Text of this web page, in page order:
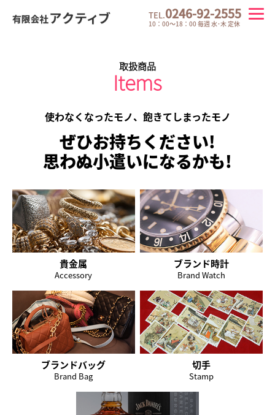
TEL.0246-92-2555
10：00～18：00 毎週 水･木 定休
取扱商品
Items
使わなくなったモノ、飽きてしまったモノ
ぜひお持ちください!
思わぬ小遣いになるかも!
貴金属
Accessory
ブランド時計
Brand Watch
ブランドバッグ
Brand Bag
切手
Stamp